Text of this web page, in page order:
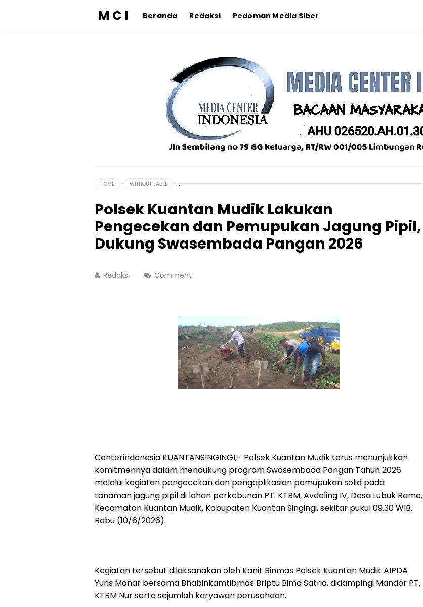
M C I Beranda Redaksi Pedoman Media Siber
HOME WITHOUT LABEL
Polsek Kuantan Mudik Lakukan
Pengecekan dan Pemupukan Jagung Pipil,
Dukung Swasembada Pangan 2026
Redaksi Comment
Centerindonesia KUANTANSINGINGI,– Polsek Kuantan Mudik terus menunjukkan
komitmennya dalam mendukung program Swasembada Pangan Tahun 2026
melalui kegiatan pengecekan dan pengaplikasian pemupukan solid pada
tanaman jagung pipil di lahan perkebunan PT. KTBM, Avdeling IV, Desa Lubuk Ramo,
Kecamatan Kuantan Mudik, Kabupaten Kuantan Singingi, sekitar pukul 09.30 WIB.
Rabu (10/6/2026).
Kegiatan tersebut dilaksanakan oleh Kanit Binmas Polsek Kuantan Mudik AIPDA
Yuris Manar bersama Bhabinkamtibmas Briptu Bima Satria, didampingi Mandor PT.
KTBM Nur serta sejumlah karyawan perusahaan.